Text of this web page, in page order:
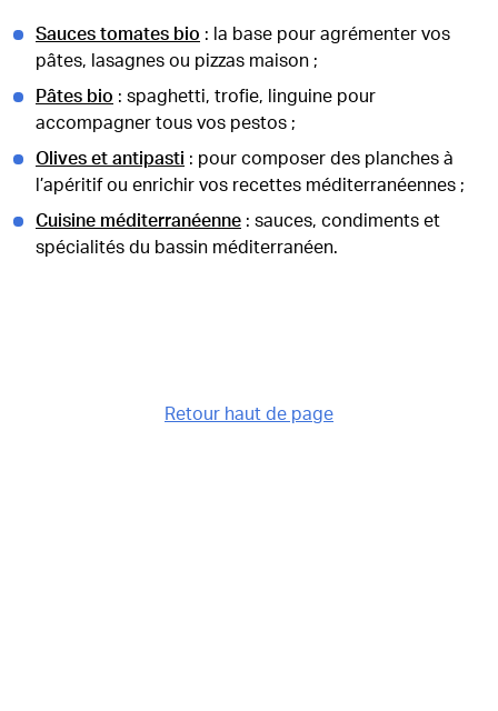
Retour haut de page
Sauces tomates bio : la base pour agrémenter vos
pâtes, lasagnes ou pizzas maison ;
Pâtes bio : spaghetti, trofie, linguine pour
accompagner tous vos pestos ;
Olives et antipasti : pour composer des planches à
l’apéritif ou enrichir vos recettes méditerranéennes ;
Cuisine méditerranéenne : sauces, condiments et
spécialités du bassin méditerranéen.